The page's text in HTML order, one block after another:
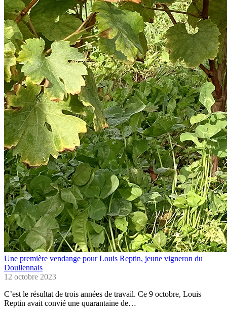
Une première vendange pour Louis Reptin, jeune vigneron du
Doullennais
12 octobre 2023
C’est le résultat de trois années de travail. Ce 9 octobre, Louis
Reptin avait convié une quarantaine de…